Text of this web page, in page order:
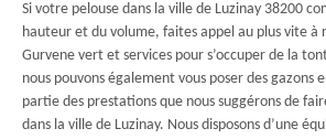
Si votre pelouse dans la ville de Luzinay 38200
hauteur et du volume, faites appel au plus vite à
Gurvene vert et services pour s’occuper de la
nous pouvons également vous poser des gazons
partie des prestations que nous suggérons de
dans la ville de Luzinay. Nous disposons d’une